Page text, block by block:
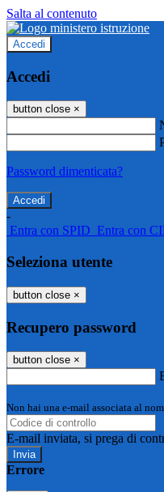
Salta al contenuto
Accedi
Accedi
button close ×
Password dimenticata?
-
Entra con SPID Entra con
Seleziona utente
button close ×
Recupero password
button close ×
Non hai una e-mail associata al
E-mail inviata, si prega di
Errore